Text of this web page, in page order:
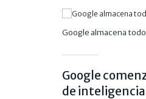
Google almacena
Google
de